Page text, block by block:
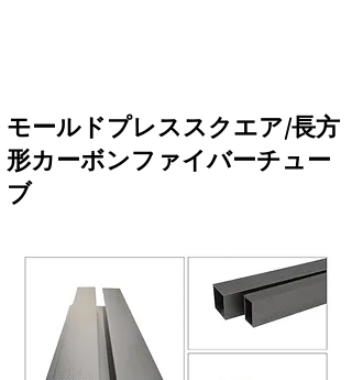
モールドプレススクエア/長方
形カーボンファイバーチュー
ブ